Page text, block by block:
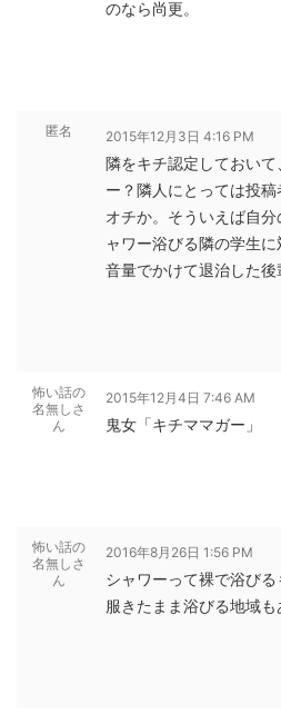
のなら尚更。
匿名 2015年12月3日 4:16 PM
隣をキチ認定しておい
ー？隣人にとっては投
オチか。そういえば自
ャワー浴びる隣の学生
音量でかけて退治した後
怖い話の
名無しさ
ん
2015年12月4日 7:46 AM
鬼女「キチママガー」
怖い話の
名無しさ
ん
2016年8月26日 1:56 PM
シャワーって裸で浴びる
服きたまま浴びる地域も